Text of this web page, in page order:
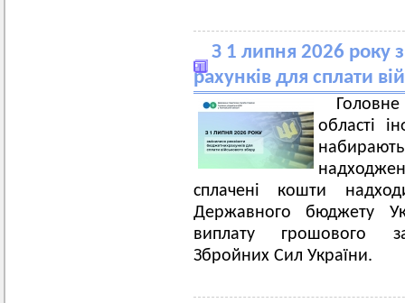
З 1 липня 2026 року
рахунків для сплати
області
сплачені кошти
Державного бюджету
виплату грошового
Збройних Сил України.